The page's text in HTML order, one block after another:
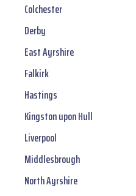
Colchester
Derby
East Ayrshire
Falkirk
Hastings
Kingston upon Hull
Liverpool
Middlesbrough
North Ayrshire